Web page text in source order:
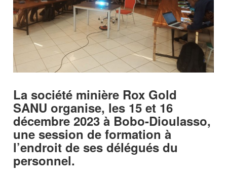
La société minière Rox Gold
SANU organise, les 15 et 16
décembre 2023 à Bobo-Dioulasso,
une session de formation à
l’endroit de ses délégués du
personnel.